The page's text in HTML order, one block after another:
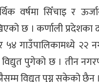
वर्षमा सिँचाइ र
छ । कर्णाली
५४ गाउँपालिकामध्ये २२
पुगेको छ । तीन
विद्युत पुग्न सकेको छैन ।